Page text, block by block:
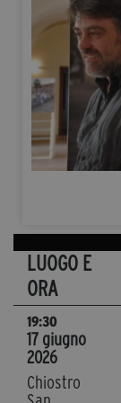
LUOGO E
ORA
19:30
17 giugno
2026
Chiostro